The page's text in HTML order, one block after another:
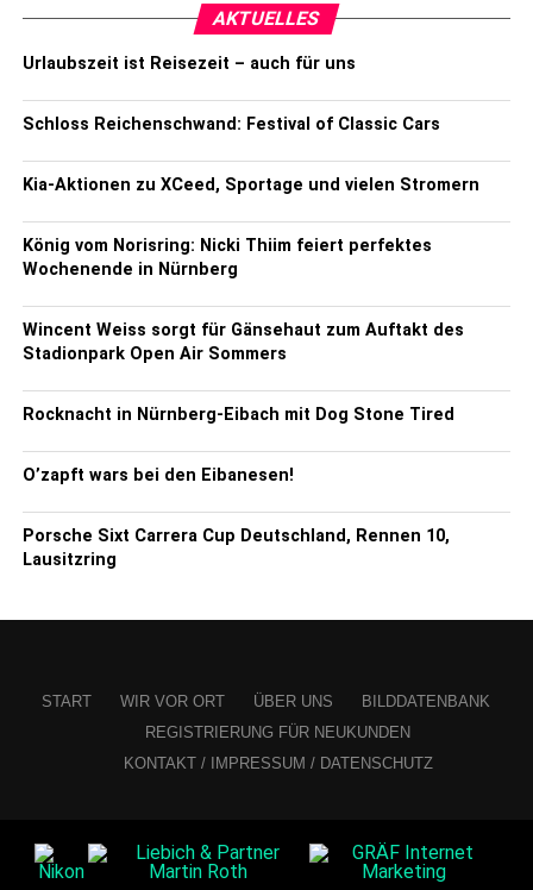
AKTUELLES
Urlaubszeit ist Reisezeit – auch für uns
Schloss Reichenschwand: Festival of Classic Cars
Kia-Aktionen zu XCeed, Sportage und vielen Stromern
König vom Norisring: Nicki Thiim feiert perfektes
Wochenende in Nürnberg
Wincent Weiss sorgt für Gänsehaut zum Auftakt des
Stadionpark Open Air Sommers
Rocknacht in Nürnberg-Eibach mit Dog Stone Tired
O’zapft wars bei den Eibanesen!
Porsche Sixt Carrera Cup Deutschland, Rennen 10,
Lausitzring
START WIR VOR ORT ÜBER UNS
BILDDATENBANK
REGISTRIERUNG FÜR NEUKUNDEN
KONTAKT / IMPRESSUM / DATENSCHUTZ